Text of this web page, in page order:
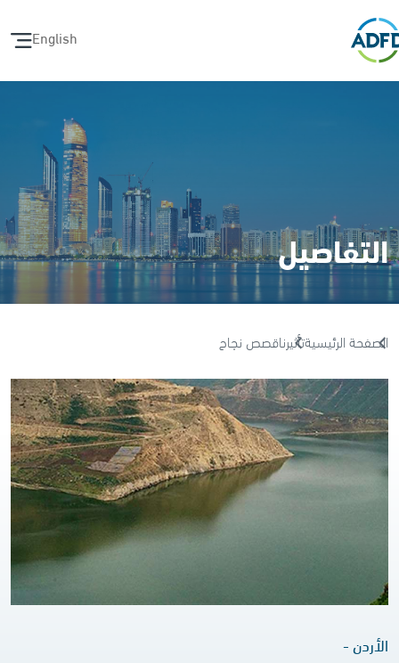
English
التفاصيل
الصفحة الرئيسيةتأثيرناقصص نجاح
الأردن -